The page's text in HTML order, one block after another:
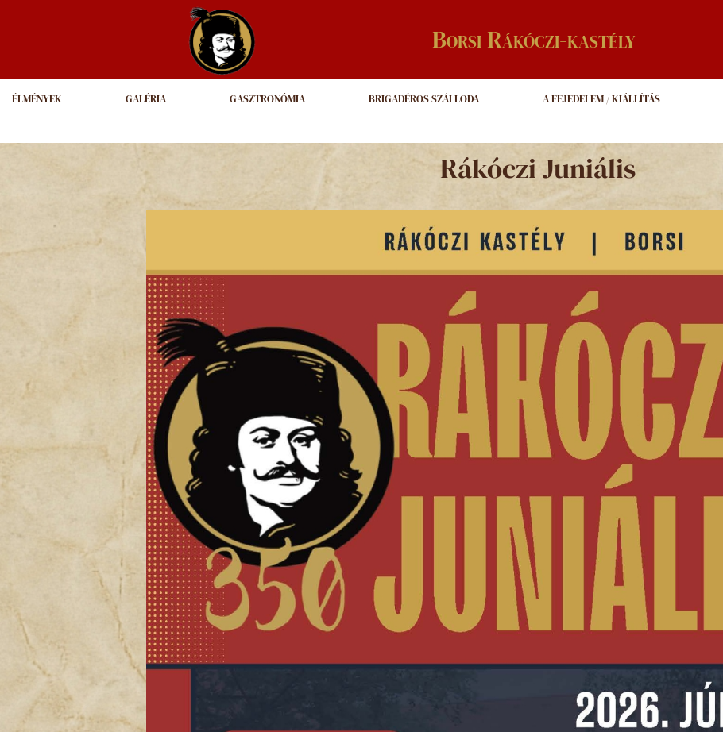
Borsi Rákóczi-kastély
ÉLMÉNYEK GALÉRIA GASZTRONÓMIA BRIGADÉROS SZÁLLODA A FEJEDELEM / KIÁLLÍTÁS
Rákóczi Juniális